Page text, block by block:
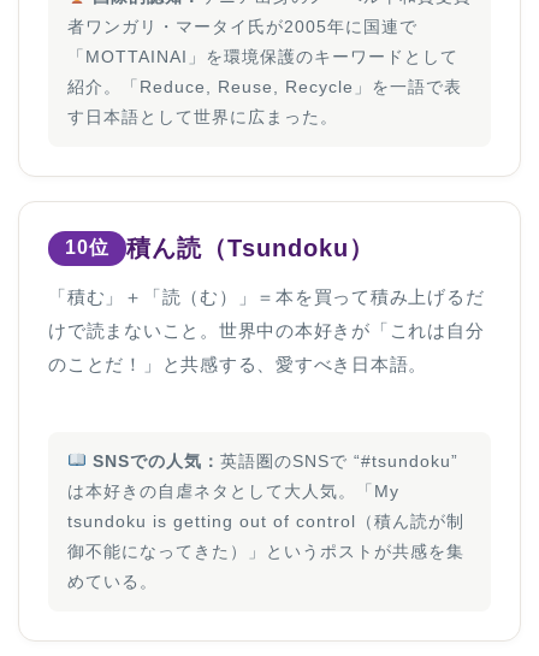
者ワンガリ・マータイ氏が2005年に国連で
「MOTTAINAI」を環境保護のキーワードとして
紹介。「Reduce, Reuse, Recycle」を一語で表
す日本語として世界に広まった。
10位 積ん読（Tsundoku）
「積む」＋「読（む）」＝本を買って積み上げるだ
けで読まないこと。世界中の本好きが「これは自分
のことだ！」と共感する、愛すべき日本語。
SNSでの人気： 英語圏のSNSで “#tsundoku”
は本好きの自虐ネタとして大人気。「My
tsundoku is getting out of control（積ん読が制
御不能になってきた）」というポストが共感を集
めている。